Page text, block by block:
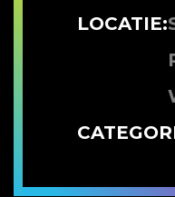
LOCATIE: